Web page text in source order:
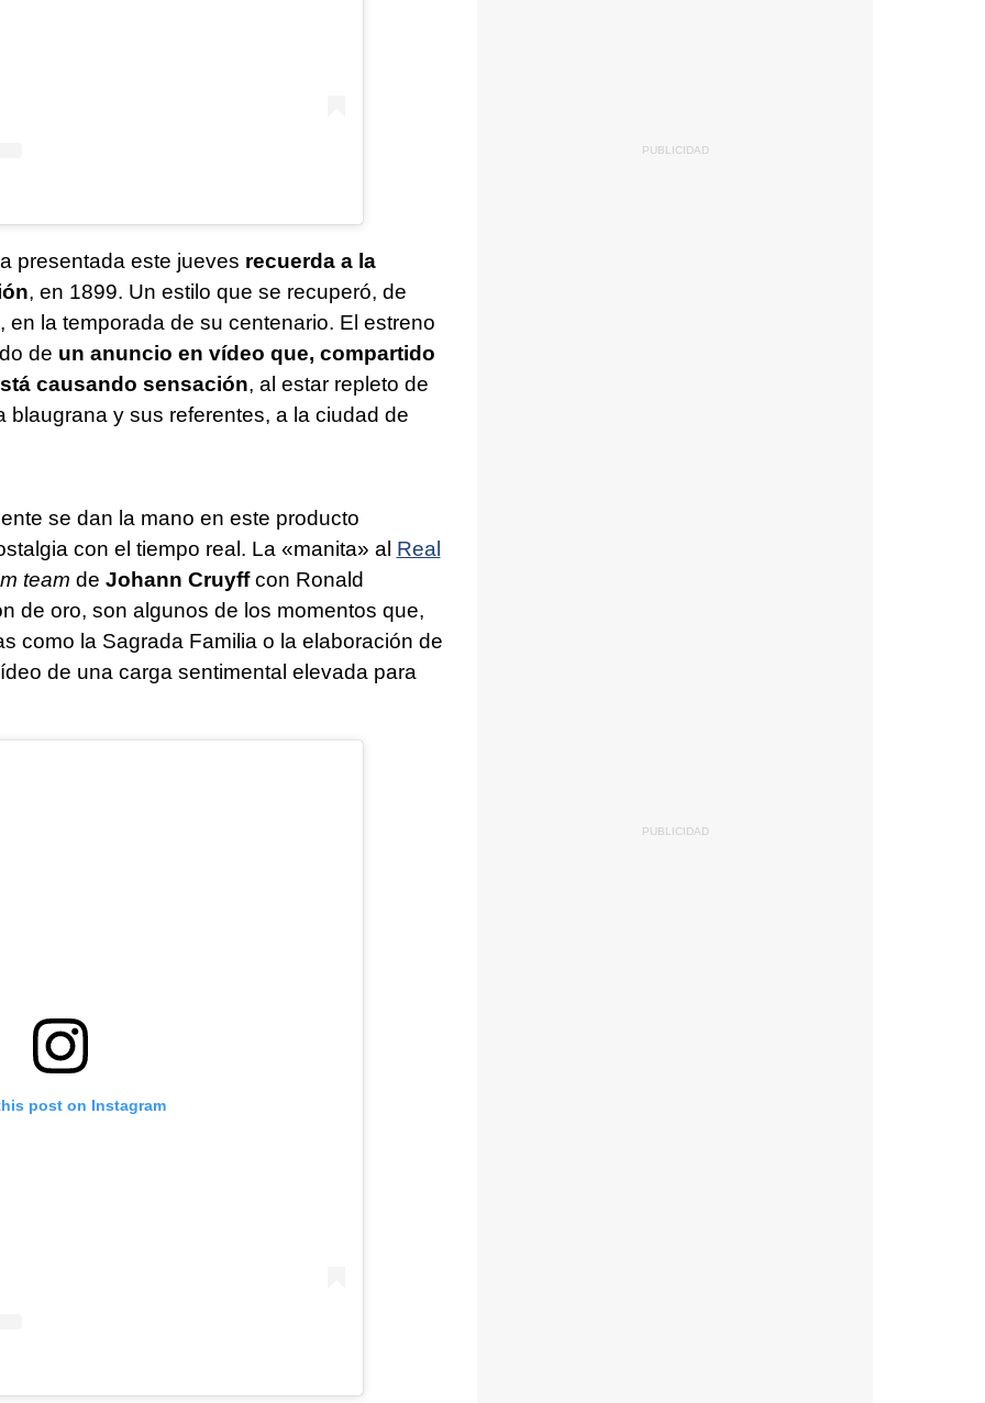
presentada este jueves recuerda a la
, en 1899. Un estilo que se recuperó, de
la temporada de su centenario. El estreno
de un anuncio en vídeo que, compartido
causando sensación, al estar repleto de
y sus referentes, a la ciudad de
se dan la mano en este producto
con el tiempo real. La «manita» al Real
team de Johann Cruyffcon Ronald
de oro, son algunos de los momentos que,
como la Sagrada Familia o la elaboración de
de una carga sentimental elevada para
post on Instagram